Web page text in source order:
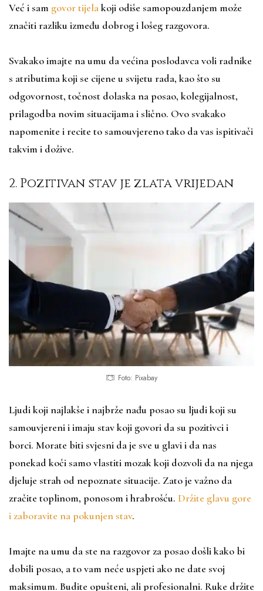
Već i sam govor tijelakoji odiše samopouzdanjem može
značiti razliku između dobrog i lošeg razgovora.
Svakako imajte na umu da većina poslodavca voli radnike
s atributima koji se cijene u svijetu rada, kao što su
odgovornost, točnost dolaska na posao, kolegijalnost,
prilagodba novim situacijama i slično. Ovo svakako
napomenite i recite to samouvjereno tako da vas ispitivači
takvim i dožive.
2. Pozitivan stav je zlata vrijedan
Foto: Pixabay
Ljudi koji najlakše i najbrže nađu posao su ljudi koji su
samouvjereni i imaju stav koji govori da su pozitivci i
borci. Morate biti svjesni da je sve u glavi i da nas
ponekad koči samo vlastiti mozak koji dozvoli da na njega
djeluje strah od nepoznate situacije. Zato je važno da
zračite toplinom, ponosom i hrabrošću. Držite glavu gore
i zaboravite na pokunjen stav.
Imajte na umu da ste na razgovor za posao došli kako bi
dobili posao, a to vam neće uspjeti ako ne date svoj
maksimum. Budite opušteni, ali profesionalni. Ruke držite